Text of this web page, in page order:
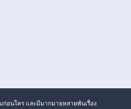
อนใคร และมีมากมายหลายพันเรื่อง